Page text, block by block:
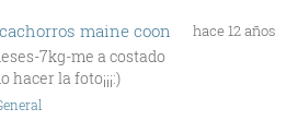
cachorros maine coon
7kg-me a costado
hacer la foto¡¡¡:)
hace 12 años